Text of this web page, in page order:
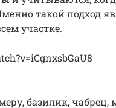
такой подход
участке.
базилик,